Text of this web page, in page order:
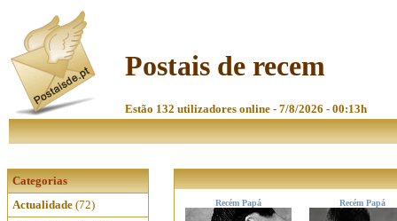
Postais de recem
Estão 132 utilizadores online - 7/8/2026 - 00:13h
Categorias
Actualidade (72)
Recém Papá Recém Papá